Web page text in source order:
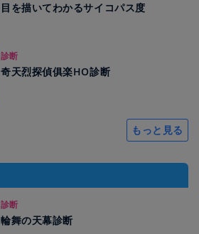
目を描いてわかるサイコパス度
診断
奇天烈探偵俱楽HO診断
もっと見る
診断
輪舞の天幕診断